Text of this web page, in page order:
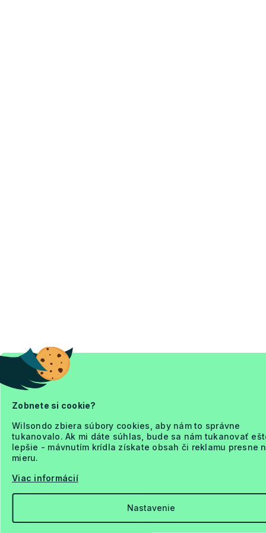
Zobnete si cookie?
Wilsondo zbiera súbory cookies, aby nám to správne
tukanovalo. Ak mi dáte súhlas, bude sa nám tukanovať
lepšie - mávnutím krídla získate obsah či reklamu presne
mieru.
Viac informácií
Nastavenie